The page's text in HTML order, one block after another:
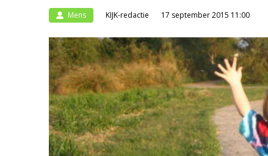
Mens KIJK-redactie 17 september 2015 11:00